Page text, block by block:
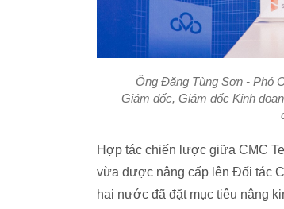
Ông Đặng Tùng Sơn - Phó
Giám đốc, Giám đốc Kinh
Hợp tác chiến lược giữa CMC
vừa được nâng cấp lên Đối tác
hai nước đã đặt mục tiêu nâng